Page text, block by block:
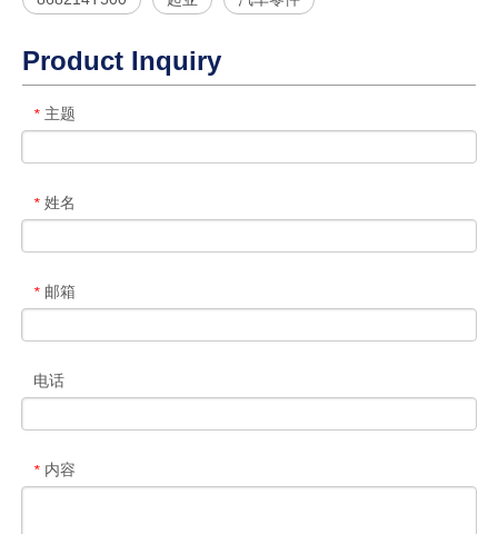
Product Inquiry
* 主题
* 姓名
* 邮箱
电话
* 内容